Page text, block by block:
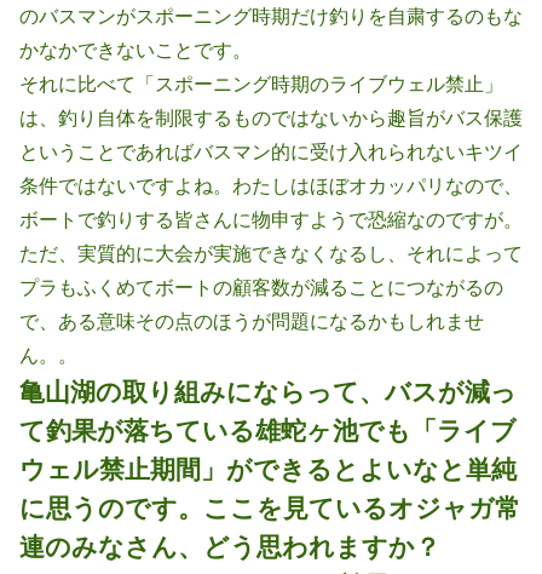
のバスマンがスポーニング時期だけ釣りを自粛するのもな
かなかできないことです。
それに比べて「スポーニング時期のライブウェル禁止」
は、釣り自体を制限するものではないから趣旨がバス保護
ということであればバスマン的に受け入れられないキツイ
条件ではないですよね。わたしはほぼオカッパリなので、
ボートで釣りする皆さんに物申すようで恐縮なのですが。
ただ、実質的に大会が実施できなくなるし、それによって
プラもふくめてボートの顧客数が減ることにつながるの
で、ある意味その点のほうが問題になるかもしれませ
ん。。
亀山湖の取り組みにならって、バスが減っ
て釣果が落ちている雄蛇ヶ池でも「ライブ
ウェル禁止期間」ができるとよいなと単純
に思うのです。ここを見ているオジャガ常
連のみなさん、どう思われますか？